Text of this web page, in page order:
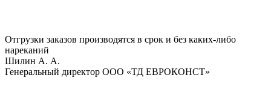
Отгрузки заказов производятся в срок и без каких-либо
нареканий
Шилин А. А.
Генеральный директор ООО «ТД ЕВРОКОНСТ»